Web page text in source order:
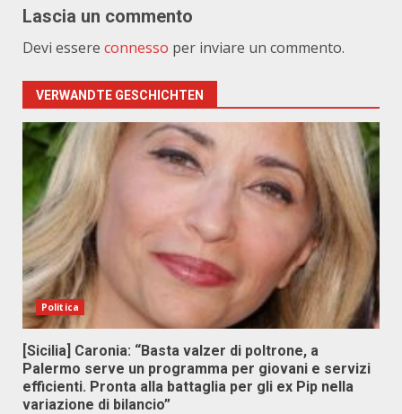
Lascia un commento
Devi essere connesso per inviare un commento.
VERWANDTE GESCHICHTEN
Politica
[Sicilia] Caronia: “Basta valzer di poltrone, a
Palermo serve un programma per giovani e servizi
efficienti. Pronta alla battaglia per gli ex Pip nella
variazione di bilancio”